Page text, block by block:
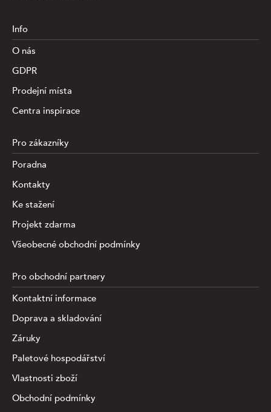
Info
O nás
GDPR
Prodejní místa
Centra inspirace
Pro zákazníky
Poradna
Kontakty
Ke stažení
Projekt zdarma
Všeobecné obchodní podmínky
Pro obchodní partnery
Kontaktní informace
Doprava a skladování
Záruky
Paletové hospodářství
Vlastnosti zboží
Obchodní podmínky